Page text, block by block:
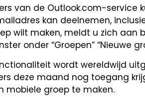
van de Outlook.com-service
kan deelnemen,
wilt maken, meldt u zich aan
onder “Groepen” “Nieuwe
wordt wereldwijd
deze maand nog toegang
mobiele groep te maken.